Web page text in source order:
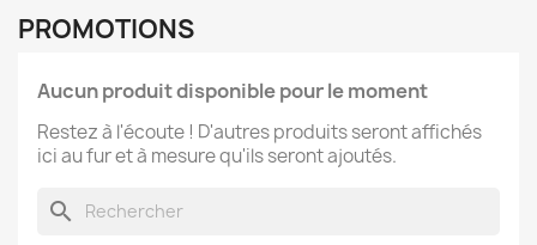
PROMOTIONS
Aucun produit disponible pour le moment
Restez à l'écoute ! D'autres produits seront affichés
ici au fur et à mesure qu'ils seront ajoutés.
search